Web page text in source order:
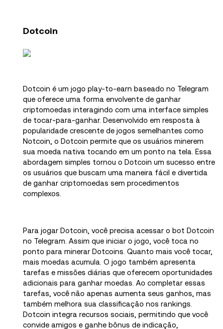
Dotcoin
Dotcoin é um jogo play-to-earn baseado no Telegram
que oferece uma forma envolvente de ganhar
criptomoedas interagindo com uma interface simples
de tocar-para-ganhar. Desenvolvido em resposta à
popularidade crescente de jogos semelhantes como
Notcoin, o Dotcoin permite que os usuários minerem
sua moeda nativa tocando em um ponto na tela. Essa
abordagem simples tornou o Dotcoin um sucesso entre
os usuários que buscam uma maneira fácil e divertida
de ganhar criptomoedas sem procedimentos
complexos.
Para jogar Dotcoin, você precisa acessar o bot Dotcoin
no Telegram. Assim que iniciar o jogo, você toca no
ponto para minerar Dotcoins. Quanto mais você tocar,
mais moedas acumula. O jogo também apresenta
tarefas e missões diárias que oferecem oportunidades
adicionais para ganhar moedas. Ao completar essas
tarefas, você não apenas aumenta seus ganhos, mas
também melhora sua classificação nos rankings.
Dotcoin integra recursos sociais, permitindo que você
convide amigos e ganhe bônus de indicação,